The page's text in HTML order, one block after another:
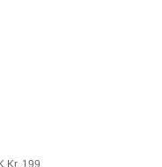
Kr. 199